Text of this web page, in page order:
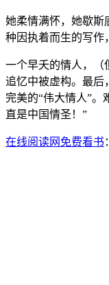
她柔情满怀，她歇斯
种因执着而生的写作
一个早夭的情人，（
追忆中被虚构。最后
完美的“伟大情人”。
直是中国情圣！”
在线阅读网免费看书